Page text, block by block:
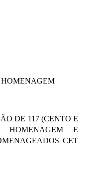
DE 117 (CENTO E
HOMENAGEM E
CET